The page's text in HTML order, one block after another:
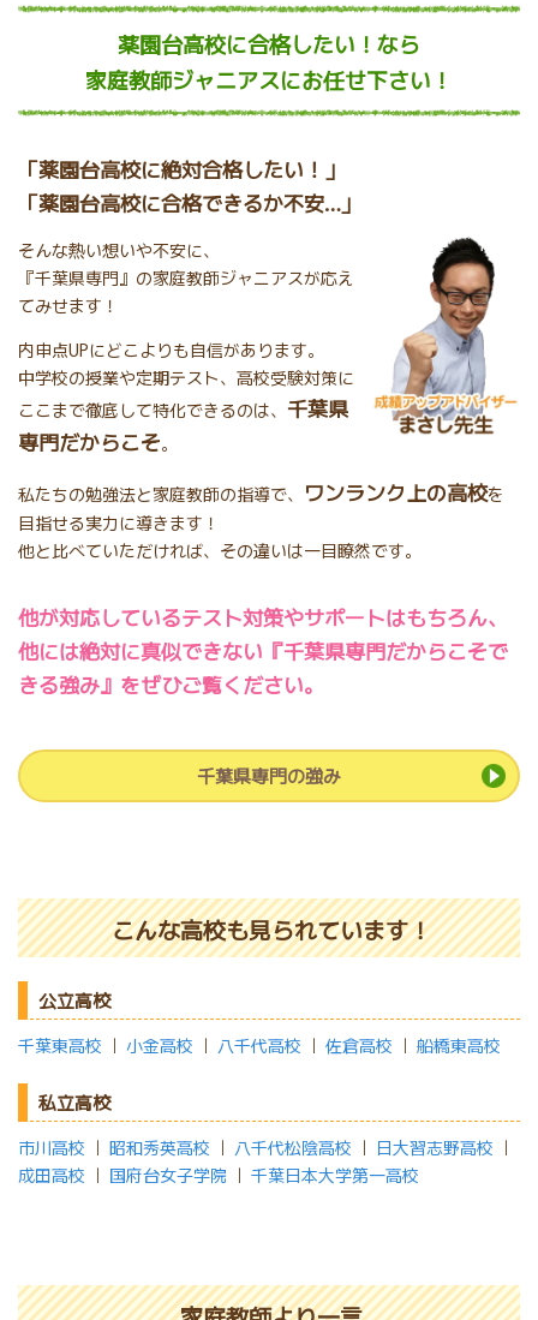
薬園台高校に合格したい！ なら
家庭教師ジャニアスにお任せ下さい！
「薬園台高校に絶対合格したい！」
「薬園台高校に合格できるか不安…」
そんな熱い想いや不安に、
『千葉県専門』の家庭教師ジャニアスが応え
てみせます！
内申点UPにどこよりも自信があります。
中学校の授業や定期テスト、高校受験対策に
ここまで徹底して特化できるのは、 千葉県
専門だからこそ。
私たちの勉強法と家庭教師の指導で、 ワンランク上の高校を
目指せる実力に導きます！
他と比べていただければ、その違いは一目瞭然です。
他が対応しているテスト対策やサポートはもちろん、
他には絶対に真似できない『千葉県専門だからこそで
きる強み』をぜひご覧ください。
千葉県専門の強み
こんな高校も見られています！
公立高校
千葉東高校 ｜ 小金高校 ｜ 八千代高校 ｜ 佐倉高校 ｜ 船橋東高校
私立高校
市川高校 ｜ 昭和秀英高校 ｜ 八千代松陰高校 ｜ 日大習志野高校 ｜
成田高校 ｜ 国府台女子学院 ｜ 千葉日本大学第一高校